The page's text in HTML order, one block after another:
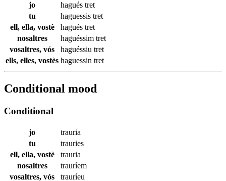
jo hagués tret
tu
haguessis tret
ell, ella, vostè
hagués tret
nosaltres
haguéssim tret
vosaltres, vós
haguéssiu tret
ells, elles, vostès haguessin tret
Conditional mood
Conditional
jo
trauria
tu
trauries
ell, ella, vostè
trauria
nosaltres
trauríem
vosaltres, vós
trauríeu